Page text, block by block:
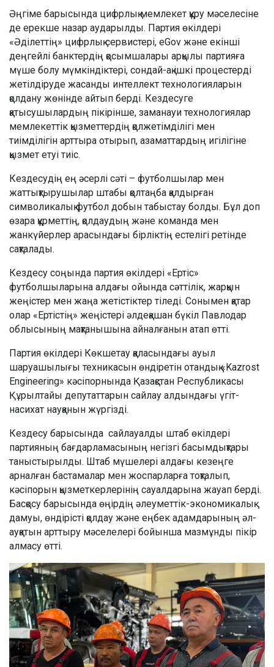
Әңгіме барысында цифрлық мемлекет құру мәселесіне
де ерекше назар аударылды. Партия өкілдері
«Әділеттің» цифрлық сервистері, eGov және екінші
деңгейлі банктердің қосымшалары арқылы партияға
мүше болу мүмкіндіктері, сондай-ақ ішкі процестерді
жетілдіруде жасанды интеллект технологияларын
қолдану жөнінде айтып берді. Кездесуге
қатысушылардың пікірінше, заманауи технологиялар
мемлекеттік қызметтердің қолжетімділігі мен
тиімділігін арттыра отырып, азаматтардың игілігіне
қызмет етуі тиіс.
Кездесудің ең әсерлі сәті – футболшылар мен
жаттықтырушылар штабы қолтаңба қалдырған
символикалық футбол добын табыстау болды. Бұл доп
өзара құрметтің, қолдаудың және команда мен
жанкүйерлер арасындағы бірліктің естелігі ретінде
сақталады.
Кездесу соңында партия өкілдері «Ертіс»
футболшыларына алдағы ойында сәттілік, жарқын
жеңістер мен жаңа жетістіктер тіледі. Сонымен қатар
олар «Ертістің» жеңістері әлдеқашан бүкіл Павлодар
облысының мақтанышына айналғанын атап өтті.
Партия өкілдері Көкшетау қаласындағы ауыл
шаруашылығы техникасын өндіретін отандық «Kazrost
Engineering» кәсіпорнында Қазақстан Республикасы
Құрылтайы депутаттарын сайлау алдындағы үгіт-
насихат науқанын жүргізді.
Кездесу барысында сайлауалды штаб өкілдері
партияның бағдарламасының негізгі басымдықтары
таныстырылды. Штаб мүшелері алдағы кезеңге
арналған бастамалар мен жоспарларға тоқталып,
кәсіпорын қызметкерлерінің сауалдарына жауап берді.
Басқосу барысында өңірдің әлеуметтік-экономикалық
дамуы, өндірісті қолдау және еңбек адамдарының әл-
ауқатын арттыру мәселелері бойынша мазмұнды пікір
алмасу өтті.